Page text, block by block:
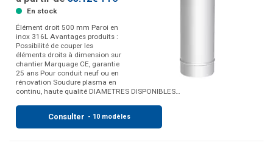
En stock
Élément droit 500 mm Paroi en
inox 316L Avantages produits :
Possibilité de couper les
éléments droits à dimension sur
chantier Marquage CE, garantie
25 ans Pour conduit neuf ou en
rénovation Soudure plasma en
continu, haute qualité DIAMETRES DISPONIBLES…
Consulter - 10 modèles